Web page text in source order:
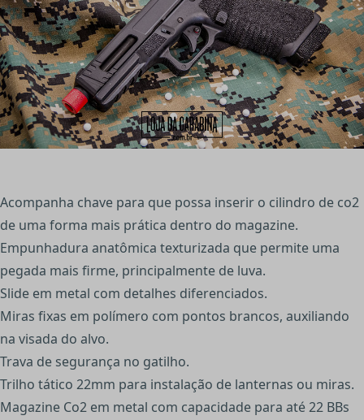
Acompanha chave para que possa inserir o cilindro de co2
de uma forma mais prática dentro do magazine.
Empunhadura anatômica texturizada que permite uma
pegada mais firme, principalmente de luva.
Slide em metal com detalhes diferenciados.
Miras fixas em polímero com pontos brancos, auxiliando
na visada do alvo.
Trava de segurança no gatilho.
Trilho tático 22mm para instalação de lanternas ou miras.
Magazine Co2 em metal com capacidade para até 22 BBs